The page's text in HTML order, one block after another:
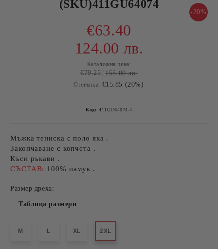
(SKU)411GU64074
-20%
€63.40
124.00 лв.
Каталожна цена:
€79.25 155.00 лв.
Отстъпка: €15.85 (20%)
Код: 411GU64074-4
Мъжка тениска с поло яка .
Закопчаване с копчета .
Къси ръкави .
СЪСТАВ: 100% памук .
Размер дреха:
Таблица размери
M L XL 2XL